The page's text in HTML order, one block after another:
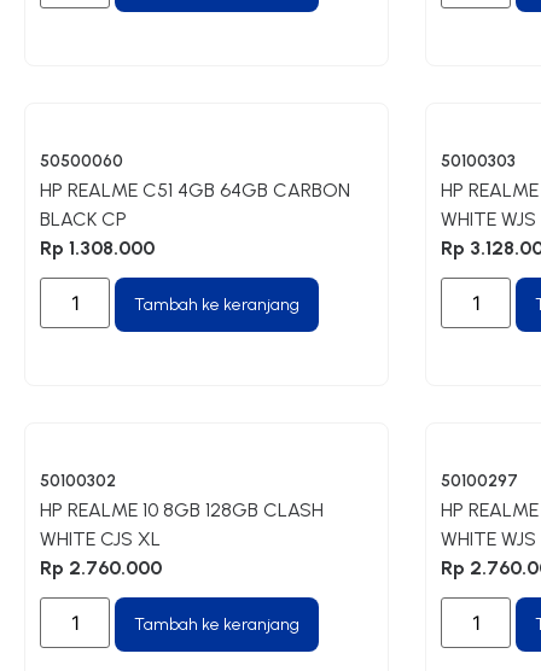
50500060
HP REALME C51 4GB 64GB CARBON
BLACK CP
Rp 1.308.000
Tambah ke keranjang
50100303
HP
WHITE
Rp
50100302
HP REALME 10 8GB 128GB CLASH
WHITE CJS XL
Rp 2.760.000
Tambah ke keranjang
50100297
HP
WHITE
Rp